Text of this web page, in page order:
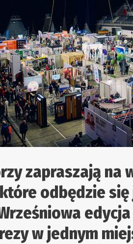
zapraszają na
odbędzie się
w jednym